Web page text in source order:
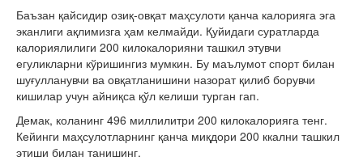
Баъзан қайсидир озиқ-овқат маҳсулоти қанча калорияга эга
эканлиги ақлимизга ҳам келмайди. Қуйидаги суратларда
калориялилиги 200 килокалорияни ташкил этувчи
егуликларни кўришингиз мумкин. Бу маълумот спорт билан
шуғулланувчи ва овқатланишини назорат қилиб борувчи
кишилар учун айниқса қўл келиши турган гап.
Демак, коланинг 496 миллилитри 200 килокалорияга тенг.
Кейинги маҳсулотларнинг қанча миқдори 200 ккални ташкил
этиши билан танишинг.